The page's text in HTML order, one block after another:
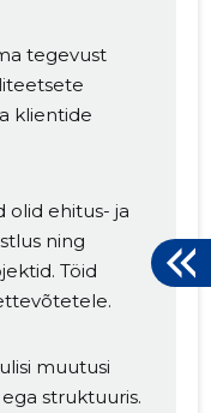
tegevust
klientide
olid ehitus- ja
ning
Töid
muutusi
struktuuris.